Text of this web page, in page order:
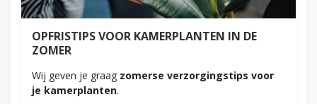
OPFRISTIPS VOOR KAMERPLANTEN IN DE
ZOMER
Wij geven je graag zomerse verzorgingstips voor
je kamerplanten.